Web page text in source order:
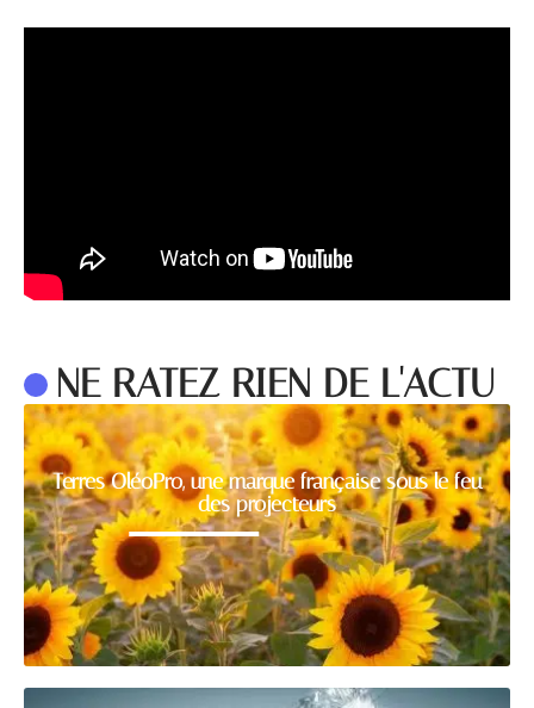
NE RATEZ RIEN DE L'ACTU
Terres OléoPro, une marque française sous le feu
des projecteurs